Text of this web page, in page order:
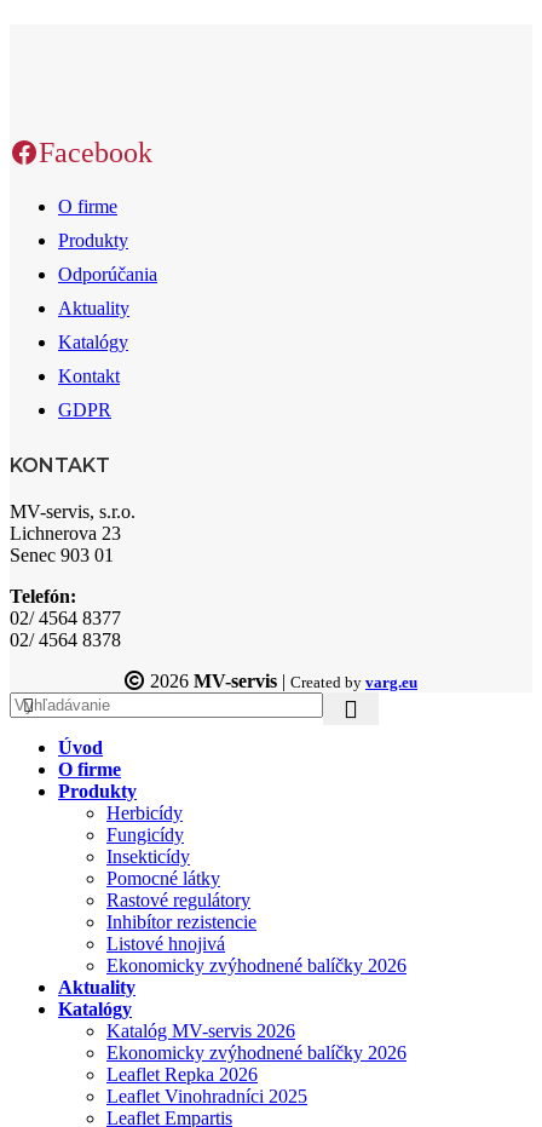
Facebook
O firme
Produkty
Odporúčania
Aktuality
Katalógy
Kontakt
GDPR
KONTAKT
MV-servis, s.r.o.
Lichnerova 23
Senec 903 01
Telefón:
02/ 4564 8377
02/ 4564 8378
2026 MV-servis | Created by varg.eu
Úvod
O firme
Produkty
Herbicídy
Fungicídy
Insekticídy
Pomocné látky
Rastové regulátory
Inhibítor rezistencie
Listové hnojivá
Ekonomicky zvýhodnené balíčky 2026
Aktuality
Katalógy
Katalóg MV-servis 2026
Ekonomicky zvýhodnené balíčky 2026
Leaflet Repka 2026
Leaflet Vinohradníci 2025
Leaflet Empartis